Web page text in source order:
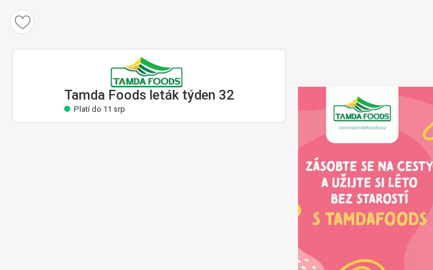
Tamda Foods leták týden 32
Platí do 11 srp